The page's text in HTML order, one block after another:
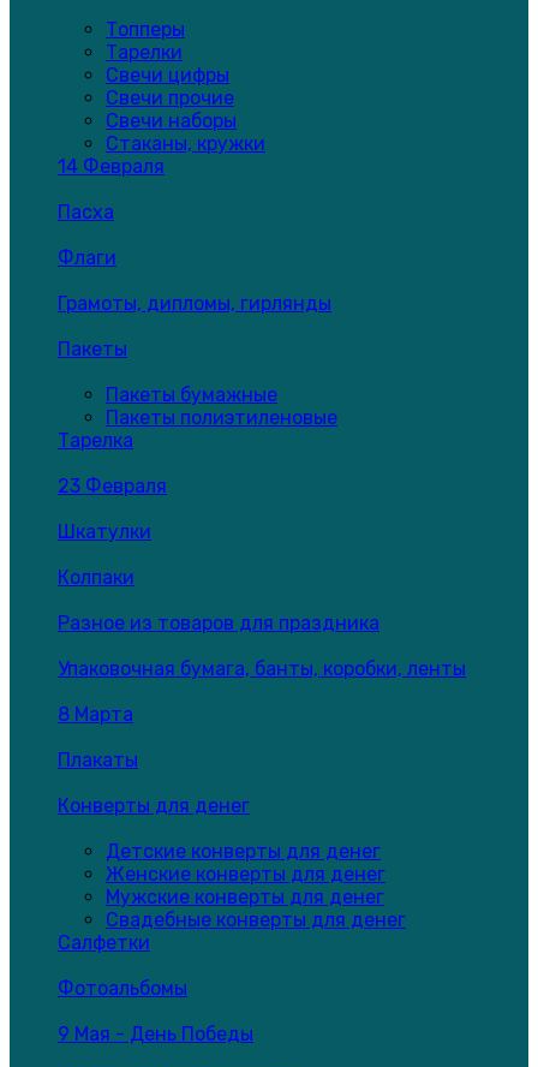
Топперы
Тарелки
Свечи цифры
Свечи прочие
Свечи наборы
Стаканы, кружки
14 Февраля
Пасха
Флаги
Грамоты, дипломы, гирлянды
Пакеты
Пакеты бумажные
Пакеты полиэтиленовые
Тарелка
23 Февраля
Шкатулки
Колпаки
Разное из товаров для праздника
Упаковочная бумага, банты, коробки, ленты
8 Марта
Плакаты
Конверты для денег
Детские конверты для денег
Женские конверты для денег
Мужские конверты для денег
Свадебные конверты для денег
Салфетки
Фотоальбомы
9 Мая - День Победы